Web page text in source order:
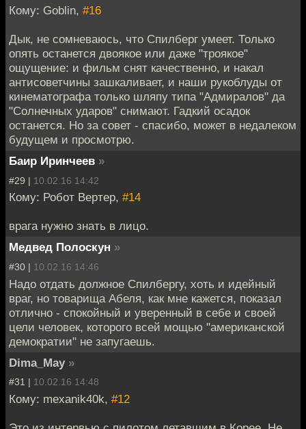
Кому: Goblin, #16
Дык, не сомневаюсь, что Спилберг умеет. Только
опять останется двоякое или даже "троякое"
ощущение: и фильм снят качественно, и накал
антисоветчины зашкаливает, и наши рукоблуды от
кинематографа только шляпу типа "Адмиралов" да
"Солнечных ударов" снимают. Гадкий осадок
останется. Но за совет - спасибо, может в недалеком
будущем и просмотрю.
Баир Иринчеев »
#29 | 10.02.16 14:42
Кому: Робот Вертер, #14
врага нужно знать в лицо.
Медвед Полоскун »
#30 | 10.02.16 14:46
Надо отдать должное Спилбергу, хоть и идейный
враг, но товарища Абеля, как мне кажется, показал
отлично - спокойный и уверенный в себе и своей
цели человек, которого всей мощью "американской
демократии" не запугаешь.
Dima_May »
#31 | 10.02.16 14:48
Кому: mexanik40k, #12